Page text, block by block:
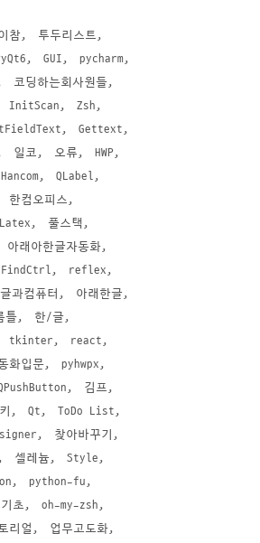
참
투두리스트
GUI
pycharm
코딩하는회사원들
InitScan
Zsh
Gettext
일코 오류
HWP
Hancom
QLabel
한컴오피스
Latex
풀스택
아래아한글자동화
FindCtrl
reflex
과컴퓨터
아래한글
틀
한/글
tkinter
react
화입문
pyhwpx
김프
Qt
ToDo List
찾아바꾸기
셀레늄
Style
python-fu
기초
oh-my-zsh
리얼
업무고도화